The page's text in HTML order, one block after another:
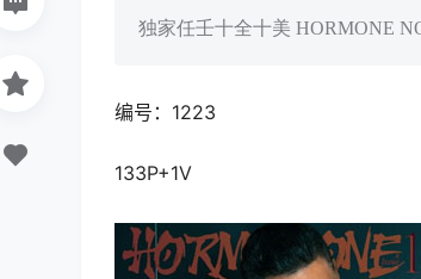
独家任壬十全十美 HORMONE
编号：1223
133P+1V